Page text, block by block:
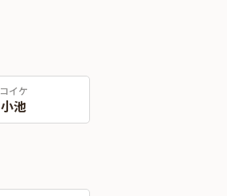
コイケ
小池